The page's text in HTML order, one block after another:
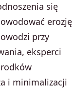
się
erozję
przy
eksperci
i minimalizacji